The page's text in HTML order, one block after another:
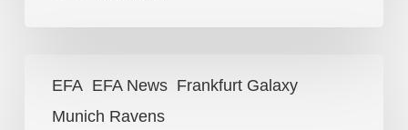
EFA EFA News Frankfurt Galaxy
Munich Ravens
Rechtliche
entdecken